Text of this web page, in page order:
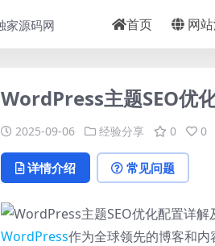
首页 网
WordPress主题SEO优
2025-09-06 经验分享 0 0
详情介绍 常见问题
WordPress作为全球领先的博客和